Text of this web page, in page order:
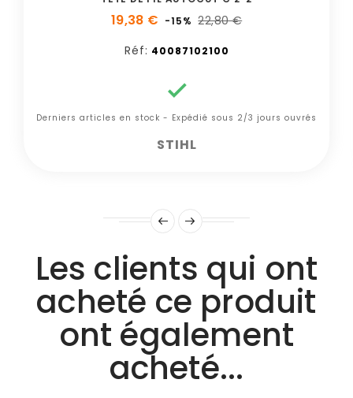
19,38 € -15% 22,80 €
Réf: 40087102100

Derniers articles en stock - Expédié sous 2/3 jours ouvrés
STIHL
Les clients qui ont
acheté ce produit
ont également
acheté...